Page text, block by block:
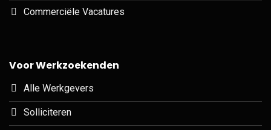
Commerciële Vacatures
Voor Werkzoekenden
Alle Werkgevers
Solliciteren